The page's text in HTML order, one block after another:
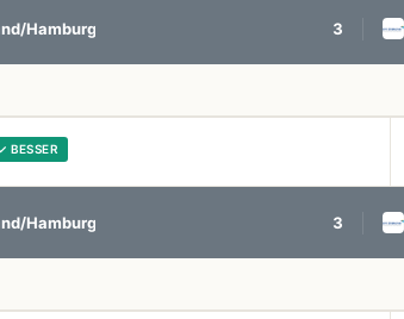
Hamburg 3
BESSER
Hamburg 3